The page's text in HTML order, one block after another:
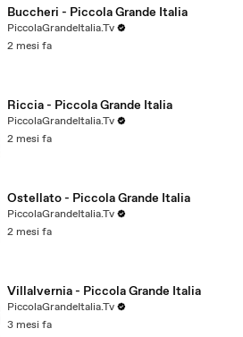
Buccheri - Piccola Grande Italia
PiccolaGrandeItalia.Tv
2 mesi fa
Riccia - Piccola Grande Italia
PiccolaGrandeItalia.Tv
2 mesi fa
Ostellato - Piccola Grande Italia
PiccolaGrandeItalia.Tv
2 mesi fa
Villalvernia - Piccola Grande Italia
PiccolaGrandeItalia.Tv
3 mesi fa